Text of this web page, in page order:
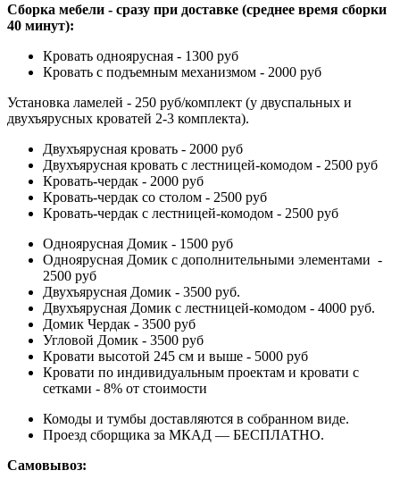
Сборка мебели - сразу при доставке (среднее время сборки
40 минут):
Кровать одноярусная - 1300 руб
Кровать с подъемным механизмом - 2000 руб
Установка ламелей - 250 руб/комплект (у двуспальных и
двухъярусных кроватей 2-3 комплекта).
Двухъярусная кровать - 2000 руб
Двухъярусная кровать с лестницей-комодом - 2500 руб
Кровать-чердак - 2000 руб
Кровать-чердак со столом - 2500 руб
Кровать-чердак с лестницей-комодом - 2500 руб
Одноярусная Домик - 1500 руб
Одноярусная Домик с дополнительными элементами -
2500 руб
Двухъярусная Домик - 3500 руб.
Двухъярусная Домик с лестницей-комодом - 4000 руб.
Домик Чердак - 3500 руб
Угловой Домик - 3500 руб
Кровати высотой 245 см и выше - 5000 руб
Кровати по индивидуальным проектам и кровати с
сетками - 8% от стоимости
Комоды и тумбы доставляются в собранном виде.
Проезд сборщика за МКАД — БЕСПЛАТНО.
Самовывоз: